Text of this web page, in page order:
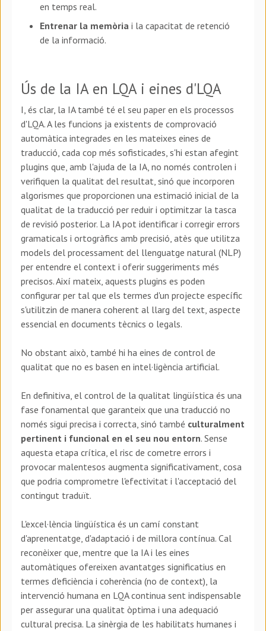
en temps real.
Entrenar la memòria i la capacitat de retenció
de la informació.
Ús de la IA en LQA i eines d'LQA
I, és clar, la IA també té el seu paper en els processos
d'LQA. A les funcions ja existents de comprovació
automàtica integrades en les mateixes eines de
traducció, cada cop més sofisticades, s'hi estan afegint
plugins que, amb l'ajuda de la IA, no només controlen i
verifiquen la qualitat del resultat, sinó que incorporen
algorismes que proporcionen una estimació inicial de la
qualitat de la traducció per reduir i optimitzar la tasca
de revisió posterior. La IA pot identificar i corregir errors
gramaticals i ortogràfics amb precisió, atès que utilitza
models del processament del llenguatge natural (NLP)
per entendre el context i oferir suggeriments més
precisos. Així mateix, aquests plugins es poden
configurar per tal que els termes d'un projecte específic
s'utilitzin de manera coherent al llarg del text, aspecte
essencial en documents tècnics o legals.
No obstant això, també hi ha eines de control de
qualitat que no es basen en intel·ligència artificial.
En definitiva, el control de la qualitat lingüística és una
fase fonamental que garanteix que una traducció no
només sigui precisa i correcta, sinó també culturalment
pertinent i funcional en el seu nou entorn. Sense
aquesta etapa crítica, el risc de cometre errors i
provocar malentesos augmenta significativament, cosa
que podria comprometre l'efectivitat i l'acceptació del
contingut traduït.
L'excel·lència lingüística és un camí constant
d'aprenentatge, d'adaptació i de millora contínua. Cal
reconèixer que, mentre que la IA i les eines
automàtiques ofereixen avantatges significatius en
termes d'eficiència i coherència (no de context), la
intervenció humana en LQA continua sent indispensable
per assegurar una qualitat òptima i una adequació
cultural precisa. La sinèrgia de les habilitats humanes i